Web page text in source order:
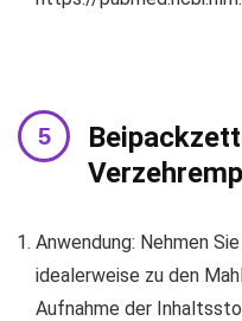
Anwendung: Nehmen
idealerweise zu den
Aufnahme der